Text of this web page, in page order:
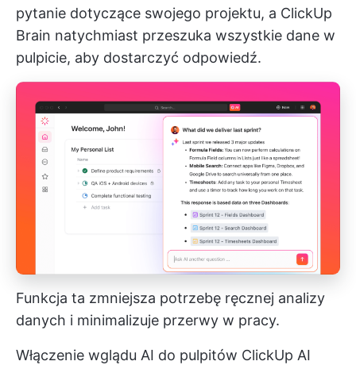
pytanie dotyczące swojego projektu, a ClickUp
Brain natychmiast przeszuka wszystkie dane w
pulpicie, aby dostarczyć odpowiedź.
Funkcja ta zmniejsza potrzebę ręcznej analizy
danych i minimalizuje przerwy w pracy.
Włączenie wglądu AI do pulpitów ClickUp AI